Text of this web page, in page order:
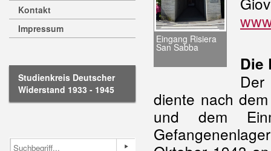
Kontakt
Impressum
Studienkreis Deutscher
Widerstand 1933 - 1945
Eingang Risiera
San Sabba
Die
Der
diente nach
und dem